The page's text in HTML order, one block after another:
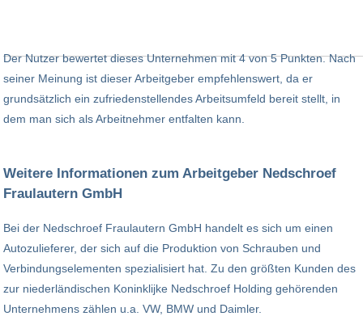
Der Nutzer bewertet dieses Unternehmen mit 4 von 5 Punkten. Nach
seiner Meinung ist dieser Arbeitgeber empfehlenswert, da er
grundsätzlich ein zufriedenstellendes Arbeitsumfeld bereit stellt, in
dem man sich als Arbeitnehmer entfalten kann.
Weitere Informationen zum Arbeitgeber Nedschroef
Fraulautern GmbH
Bei der Nedschroef Fraulautern GmbH handelt es sich um einen
Autozulieferer, der sich auf die Produktion von Schrauben und
Verbindungselementen spezialisiert hat. Zu den größten Kunden des
zur niederländischen Koninklijke Nedschroef Holding gehörenden
Unternehmens zählen u.a. VW, BMW und Daimler.